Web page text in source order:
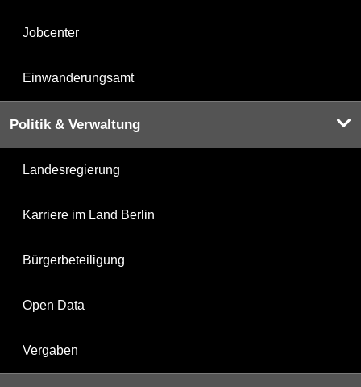
Jobcenter
Einwanderungsamt
Politik & Verwaltung
Landesregierung
Karriere im Land Berlin
Bürgerbeteiligung
Open Data
Vergaben